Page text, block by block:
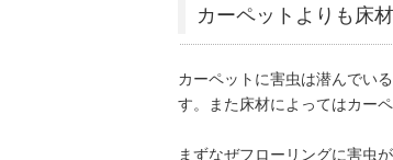
カーペットよりも床
カーペットに害虫は潜んでい
す。また床材によってはカー
まずなぜフローリングに害虫